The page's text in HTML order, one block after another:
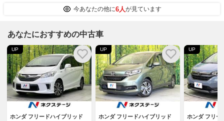
今あなたの他に6人が見ています
あなたにおすすめの中古車
UP
ホンダ フリードハイブリッド
UP
ホンダ フリードハイブリッド
UP
ホンダ フリー